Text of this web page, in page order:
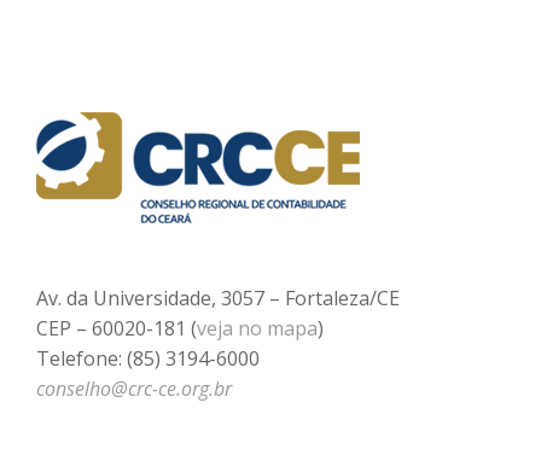
Av. da Universidade, 3057 – Fortaleza/CE
CEP – 60020-181 (veja no mapa)
Telefone: (85) 3194-6000
conselho@crc-ce.org.br